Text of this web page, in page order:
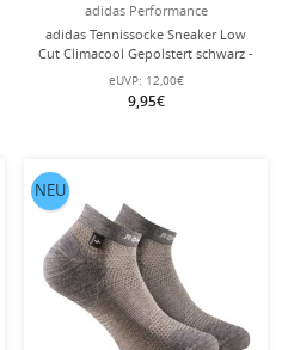
adidas Performance
adidas Tennissocke Sneaker Low
Cut Climacool Gepolstert schwarz -
1 Paar
eUVP: 12,00€
9,95€
NEU